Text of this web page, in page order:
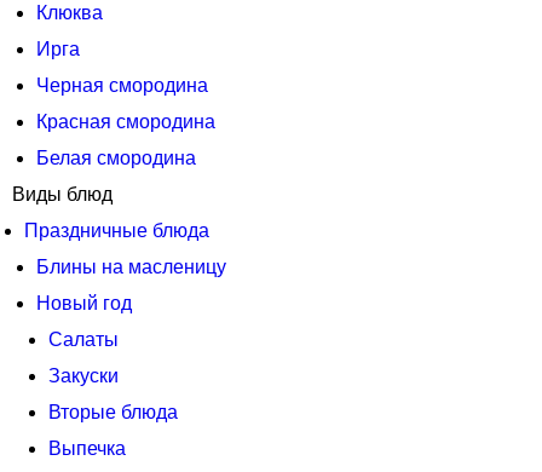
Клюква
Ирга
Черная смородина
Красная смородина
Белая смородина
Виды блюд
Праздничные блюда
Блины на масленицу
Новый год
Салаты
Закуски
Вторые блюда
Выпечка